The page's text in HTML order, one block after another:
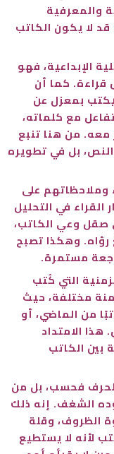
والمعرفية
لا يكون الكاتب
الإبداعية، فهو
كما أن
يكتب بمعزل عن
مع كلماته،
معه. من هنا تنبع
بل في تطويره
وملاحظاتهم على
في التحليل
صقل وعي الكاتب،
وهكذا تصبح
مستمرة.
التي كُتب
مختلفة، حيث
من الماضي، أو
الامتداد
بين الكاتب
فحسب، بل من
الشغف. إنه ذلك
الظروف، وقلة
لأنه لا يستطيع